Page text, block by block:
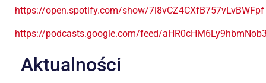
https://open.spotify.com/show/7l8vCZ4CXfB757vLvBWFpf
https://podcasts.google.com/feed/
Aktualności